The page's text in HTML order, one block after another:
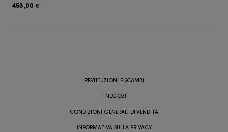
453,00 €
RESTITUZIONI E SCAMBI
I NEGOZI
CONDIZIONI GENERALI DI VENDITA
INFORMATIVA SULLA PRIVACY